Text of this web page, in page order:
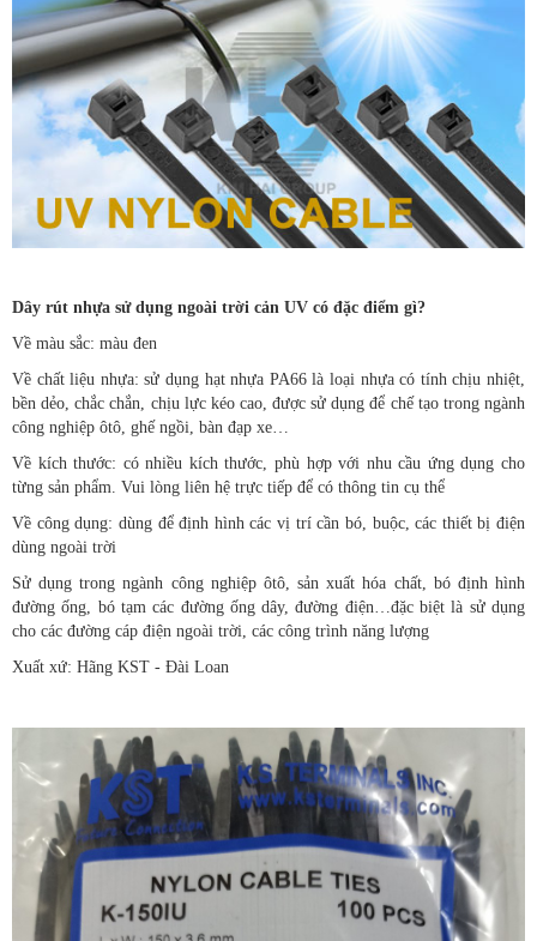
Dây rút nhựa sử dụng ngoài trời cản UV có đặc điểm gì?
Về màu sắc: màu đen
Về chất liệu nhựa: sử dụng hạt nhựa PA66 là loại nhựa có tính chịu nhiệt,
bền dẻo, chắc chắn, chịu lực kéo cao, được sử dụng để chế tạo trong ngành
công nghiệp ôtô, ghế ngồi, bàn đạp xe…
Về kích thước: có nhiều kích thước, phù hợp với nhu cầu ứng dụng cho
từng sản phẩm. Vui lòng liên hệ trực tiếp để có thông tin cụ thể
Về công dụng: dùng để định hình các vị trí cần bó, buộc, các thiết bị điện
dùng ngoài trời
Sử dụng trong ngành công nghiệp ôtô, sản xuất hóa chất, bó định hình
đường ống, bó tạm các đường ống dây, đường điện…đặc biệt là sử dụng
cho các đường cáp điện ngoài trời, các công trình năng lượng
Xuất xứ: Hãng KST - Đài Loan